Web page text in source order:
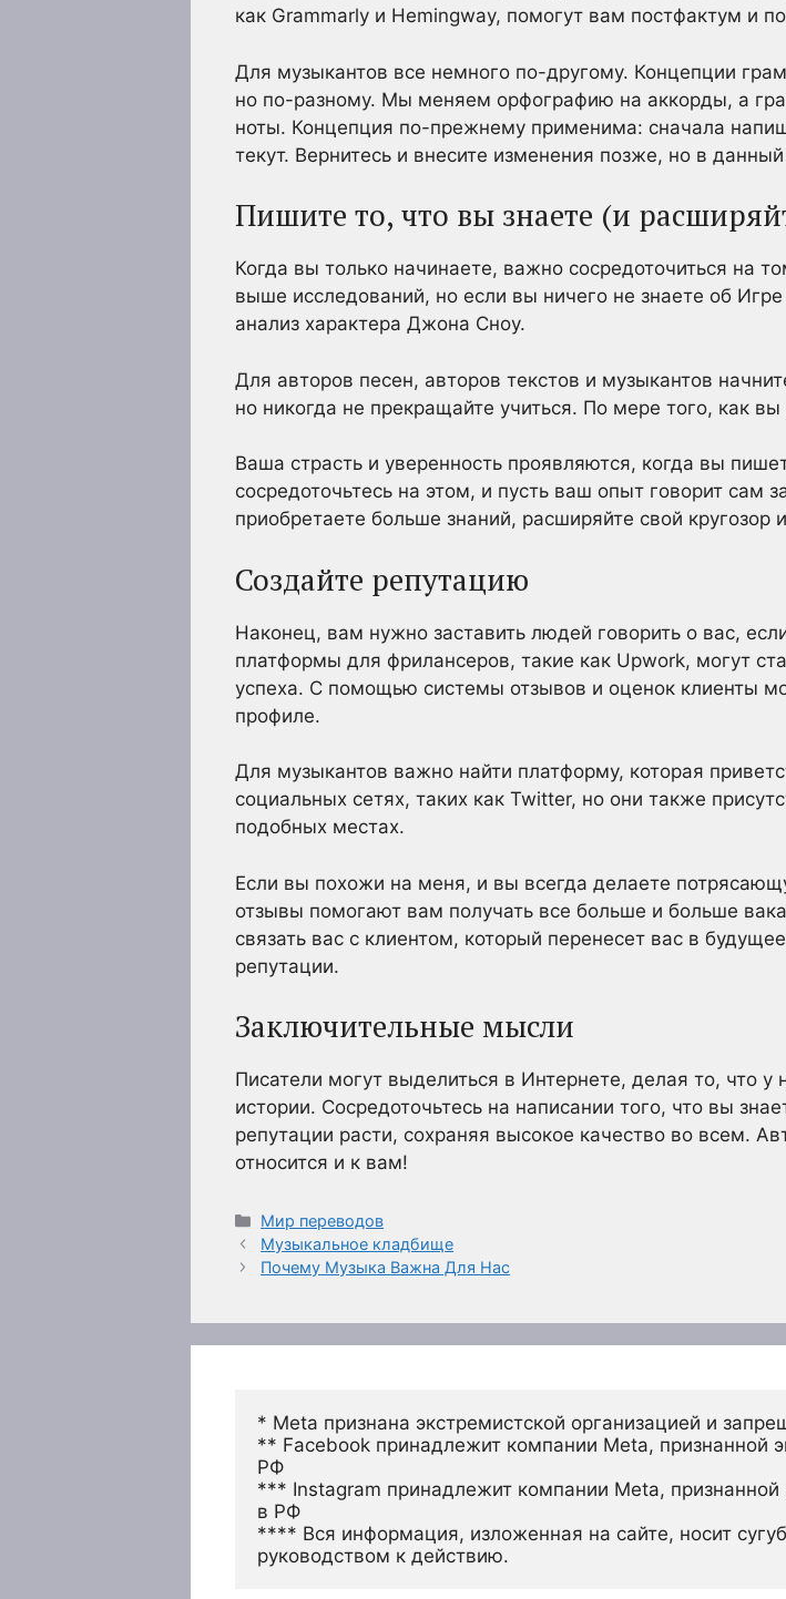
как Grammarly и Hemingway, помогут вам постфактум и
Для музыкантов все немного по-другому. Концепции
но по-разному. Мы меняем орфографию на аккорды, а
ноты. Концепция по-прежнему применима: сначала
текут. Вернитесь и внесите изменения позже, но в
Пишите то, что вы знаете (и
Когда вы только начинаете, важно сосредоточиться на
выше исследований, но если вы ничего не знаете об
анализ характера Джона Сноу.
Для авторов песен, авторов текстов и музыкантов
но никогда не прекращайте учиться. По мере того, как
Ваша страсть и уверенность проявляются, когда вы
сосредоточьтесь на этом, и пусть ваш опыт говорит сам
приобретаете больше знаний, расширяйте свой
Создайте репутацию
Наконец, вам нужно заставить людей говорить о вас,
платформы для фрилансеров, такие как Upwork, могут
успеха. С помощью системы отзывов и оценок клиенты
профиле.
Для музыкантов важно найти платформу, которая
социальных сетях, таких как Twitter, но они также
подобных местах.
Если вы похожи на меня, и вы всегда делаете
отзывы помогают вам получать все больше и больше
связать вас с клиентом, который перенесет вас в
репутации.
Заключительные мысли
Писатели могут выделиться в Интернете, делая то, что у
истории. Сосредоточьтесь на написании того, что вы
репутации расти, сохраняя высокое качество во всем.
относится и к вам!
Рубрики
Мир переводов
Музыкальное кладбище
Почему Музыка Важна Для Нас
* Meta признана экстремистской организацией и
** Facebook принадлежит компании Meta, признанной
РФ
*** Instagram принадлежит компании Meta, признанной
в РФ
**** Вся информация, изложенная на сайте, носит
руководством к действию.